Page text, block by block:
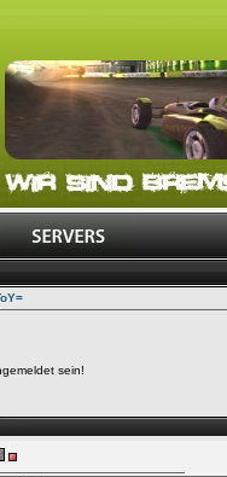
sein!